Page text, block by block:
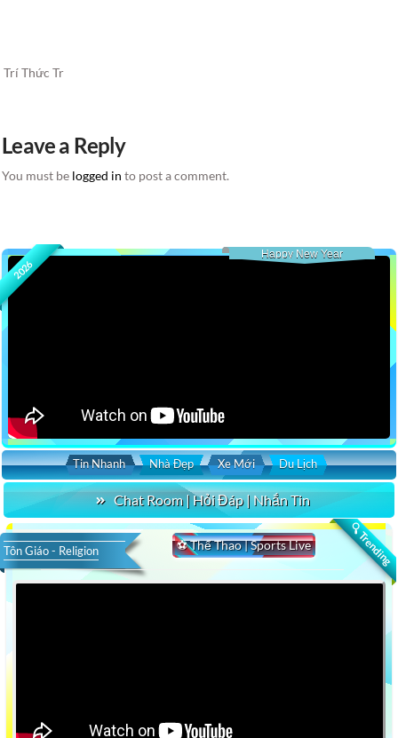
Trí Thức Tr
Leave a Reply
You must be logged in to post a comment.
2026
Happy New Year
Tin Nhanh Nhà Đẹp Xe Mới Du Lịch
Chat Room | Hỏi Đáp | Nhắn Tin
🔍 Trending
⚽ Thể Thao | Sports Live
Tôn Giáo - Religion